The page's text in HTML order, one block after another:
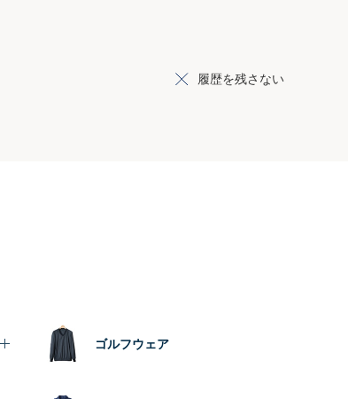
履歴を残さない
ゴルフウェア